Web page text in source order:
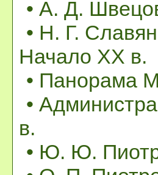
• А. Д.
• Н. Г.
Начало XX в.
• Панорама
•
в.
• Ю. Ю.